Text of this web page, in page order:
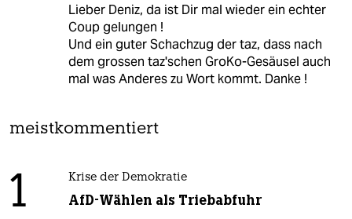
Lieber Deniz, da ist Dir mal wieder ein echter
Coup gelungen !
Und ein guter Schachzug der taz, dass nach
dem grossen taz'schen GroKo-Gesäusel auch
mal was Anderes zu Wort kommt. Danke !
meistkommentiert
1 Krise der Demokratie
AfD-Wählen als Triebabfuhr